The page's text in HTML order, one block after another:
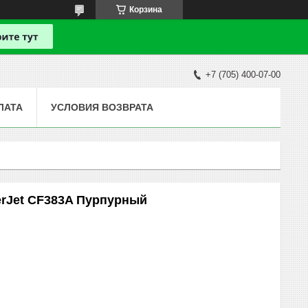
Корзина
+7 (705) 400-07-00
УСЛОВИЯ ВОЗВРАТА
CF383A Пурпурный